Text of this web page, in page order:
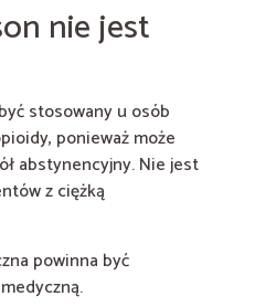
nie jest
stosowany u osób
ponieważ może
abstynencyjny. Nie jest
z ciężką
powinna być